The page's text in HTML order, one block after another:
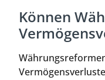
Können